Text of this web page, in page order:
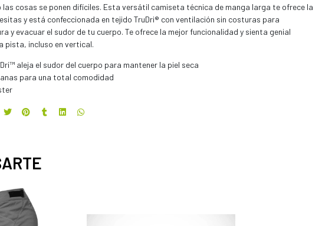
las cosas se ponen difíciles. Esta versátil camiseta técnica de manga larga te ofrece la
y está confeccionada en tejido TruDri® con ventilación sin costuras para
y evacuar el sudor de tu cuerpo. Te ofrece la mejor funcionalidad y sienta genial
pista, incluso en vertical.
aleja el sudor del cuerpo para mantener la piel seca
para una total comodidad